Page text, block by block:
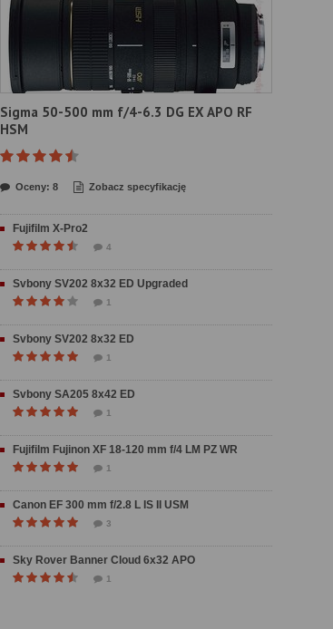
Sigma 50-500 mm f/4-6.3 DG EX APO RF
HSM
Oceny: 8 Zobacz specyfikację
Fujifilm X-Pro2
4
Svbony SV202 8x32 ED Upgraded
1
Svbony SV202 8x32 ED
1
Svbony SA205 8x42 ED
1
Fujifilm Fujinon XF 18-120 mm f/4 LM PZ WR
1
Canon EF 300 mm f/2.8 L IS II USM
3
Sky Rover Banner Cloud 6x32 APO
1